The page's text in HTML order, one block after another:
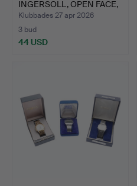
INGERSOLL, OPEN FACE,
SAMT E…
Klubbades 27 apr 2026
3 bud
44 USD